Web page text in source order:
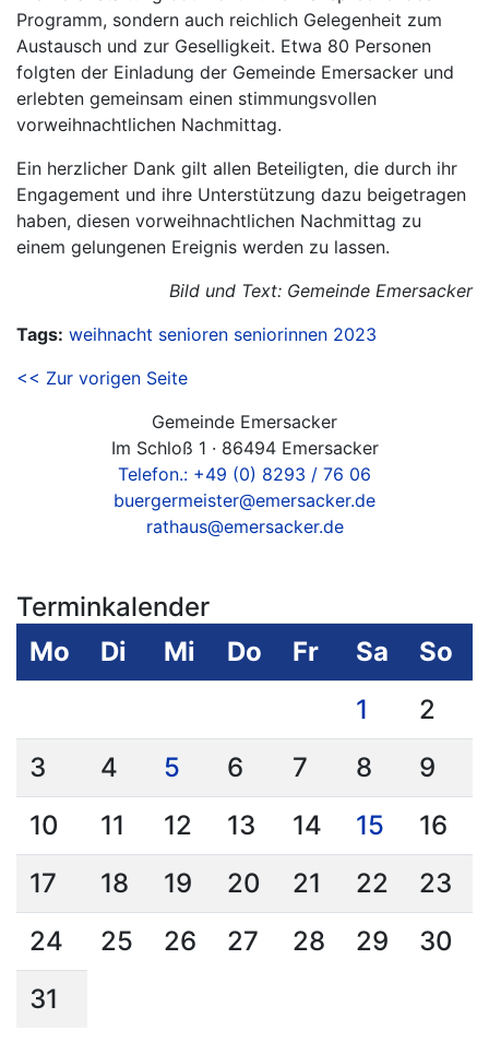
Programm, sondern auch reichlich Gelegenheit zum
Austausch und zur Geselligkeit. Etwa 80 Personen
folgten der Einladung der Gemeinde Emersacker und
erlebten gemeinsam einen stimmungsvollen
vorweihnachtlichen Nachmittag.
Ein herzlicher Dank gilt allen Beteiligten, die durch ihr
Engagement und ihre Unterstützung dazu beigetragen
haben, diesen vorweihnachtlichen Nachmittag zu
einem gelungenen Ereignis werden zu lassen.
Bild und Text: Gemeinde Emersacker
Tags: weihnacht senioren seniorinnen 2023
<< Zur vorigen Seite
Gemeinde Emersacker
Im Schloß 1 · 86494 Emersacker
Telefon.: +49 (0) 8293 / 76 06
buergermeister@emersacker.de
rathaus@emersacker.de
Terminkalender
Mo
Di Mi Do Fr Sa
So
1
2
3
4 5 6 7 8
9
10
11 12 13 14 15
16
17
18 19 20 21 22
23
24
25 26 27 28 29
30
31